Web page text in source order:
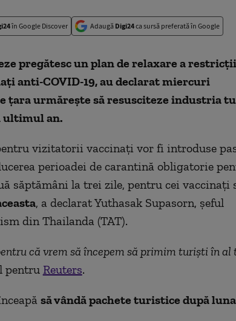
în Google Discover Adaugă Digi24ca sursă preferată în Google
pregătesc un plan de relaxare a
anti-COVID-19, au declarat miercuri
țara urmărește să resusciteze industria
ultimul an.
vizitatorii vaccinați vor fi introduse
perioadei de carantină obligatorie
săptămâni la trei zile, pentru cei vaccinați
, a declarat Yuthasak Supasorn, șeful
din Thailanda (TAT).
că vrem să începem să primim turiști în al
pentru Reuters.
să vândă pachete turistice după